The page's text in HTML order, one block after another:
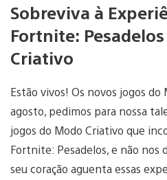
Sobreviva à
Fortnite:
Criativo
Estão vivos! Os novos jogos do
agosto, pedimos para nossa
jogos do Modo Criativo que
Fortnite: Pesadelos, e não nos
seu coração aguenta essas